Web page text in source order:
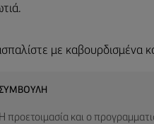
με καβουρδισμένα
Η προετοιμασία και ο